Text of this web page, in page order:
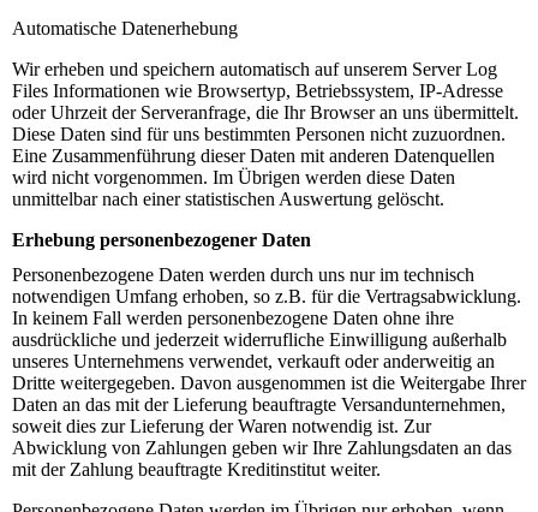
Automatische Datenerhebung
Wir erheben und speichern automatisch auf unserem Server Log
Files Informationen wie Browsertyp, Betriebssystem, IP-Adresse
oder Uhrzeit der Serveranfrage, die Ihr Browser an uns übermittelt.
Diese Daten sind für uns bestimmten Personen nicht zuzuordnen.
Eine Zusammenführung dieser Daten mit anderen Datenquellen
wird nicht vorgenommen. Im Übrigen werden diese Daten
unmittelbar nach einer statistischen Auswertung gelöscht.
Erhebung personenbezogener Daten
Personenbezogene Daten werden durch uns nur im technisch
notwendigen Umfang erhoben, so z.B. für die Vertragsabwicklung.
In keinem Fall werden personenbezogene Daten ohne ihre
ausdrückliche und jederzeit widerrufliche Einwilligung außerhalb
unseres Unternehmens verwendet, verkauft oder anderweitig an
Dritte weitergegeben. Davon ausgenommen ist die Weitergabe Ihrer
Daten an das mit der Lieferung beauftragte Versandunternehmen,
soweit dies zur Lieferung der Waren notwendig ist. Zur
Abwicklung von Zahlungen geben wir Ihre Zahlungsdaten an das
mit der Zahlung beauftragte Kreditinstitut weiter.